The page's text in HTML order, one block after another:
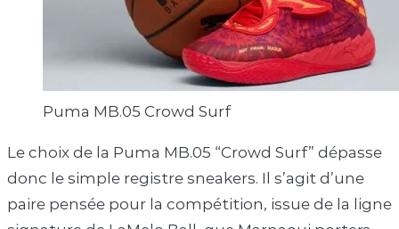
Puma MB.05 Crowd Surf
Le choix de la Puma MB.05 “Crowd Surf” dépasse
donc le simple registre sneakers. Il s’agit d’une
paire pensée pour la compétition, issue de la ligne